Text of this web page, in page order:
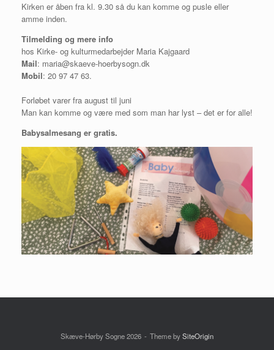
Kirken er åben fra kl. 9.30 så du kan komme og pusle eller
amme inden.
Tilmelding og mere info
hos Kirke- og kulturmedarbejder Maria Kajgaard
Mail: maria@skaeve-hoerbysogn.dk
Mobil: 20 97 47 63.
Forløbet varer fra august til juni
Man kan komme og være med som man har lyst – det er for alle!
Babysalmesang er gratis.
Skæve-Hørby Sogne 2026 Theme bySiteOrigin